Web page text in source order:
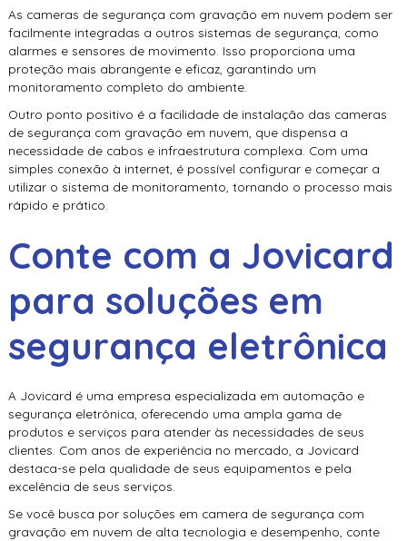
As cameras de segurança com gravação em nuvem podem ser
facilmente integradas a outros sistemas de segurança, como
alarmes e sensores de movimento. Isso proporciona uma
proteção mais abrangente e eficaz, garantindo um
monitoramento completo do ambiente.
Outro ponto positivo é a facilidade de instalação das cameras
de segurança com gravação em nuvem, que dispensa a
necessidade de cabos e infraestrutura complexa. Com uma
simples conexão à internet, é possível configurar e começar a
utilizar o sistema de monitoramento, tornando o processo mais
rápido e prático.
Conte com a Jovicard
para soluções em
segurança eletrônica
A Jovicard é uma empresa especializada em automação e
segurança eletrônica, oferecendo uma ampla gama de
produtos e serviços para atender às necessidades de seus
clientes. Com anos de experiência no mercado, a Jovicard
destaca-se pela qualidade de seus equipamentos e pela
excelência de seus serviços.
Se você busca por soluções em camera de segurança com
gravação em nuvem de alta tecnologia e desempenho, conte